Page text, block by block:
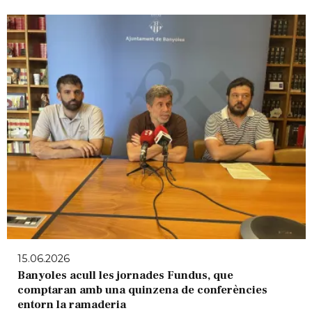
15.06.2026
Banyoles acull les jornades Fundus, que
comptaran amb una quinzena de conferències
entorn la ramaderia